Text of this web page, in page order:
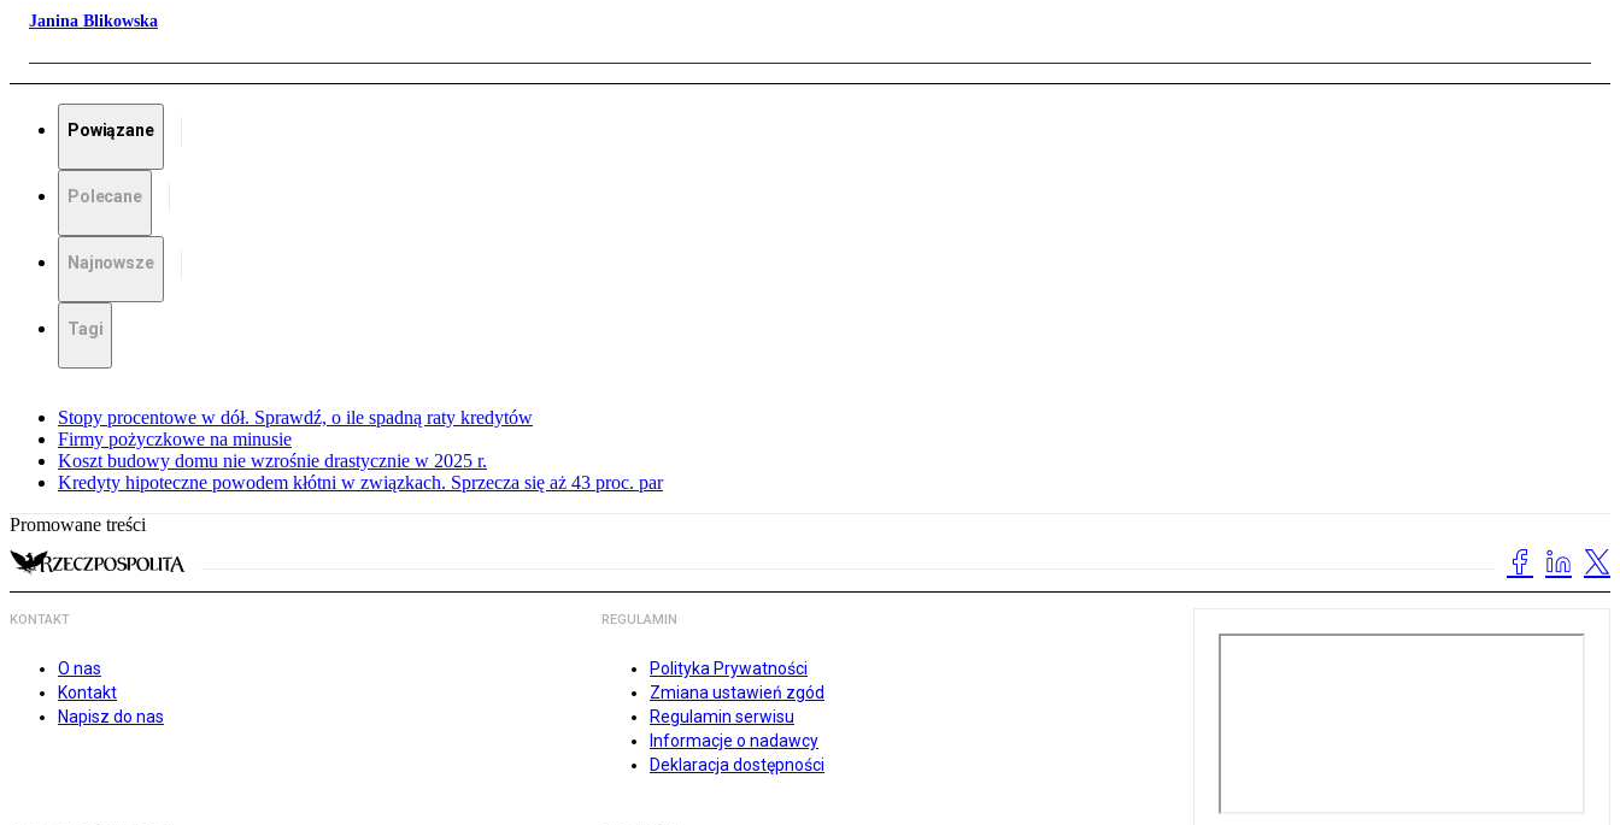
Janina Blikowska
Powiązane
Polecane
Najnowsze
Tagi
Stopy procentowe w dół. Sprawdź, o ile spadną raty kredytów
Firmy pożyczkowe na minusie
Koszt budowy domu nie wzrośnie drastycznie w 2025 r.
Kredyty hipoteczne powodem kłótni w związkach. Sprzecza się aż 43 proc. par
Promowane treści
KONTAKT
O nas
Kontakt
Napisz do nas
REGULAMIN
Polityka Prywatności
Zmiana ustawień zgód
Regulamin serwisu
Informacje o nadawcy
Deklaracja dostępności